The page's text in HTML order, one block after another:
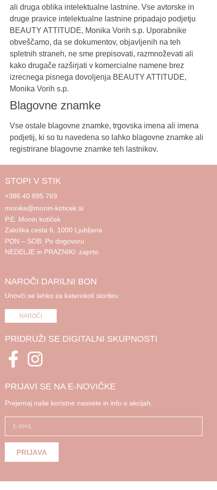
ali druga oblika intelektualne lastnine. Vse avtorske in
druge pravice intelektualne lastnine pripadajo podjetju
BEAUTY ATTITUDE, Monika Vorih s.p. Uporabnike
obveščamo, da se dokumentov, objavljenih na teh
spletnih straneh, ne sme prepisovati, razmnoževati ali
kako drugače razširjati v komercialne namene brez
izrecnega pisnega dovoljenja BEAUTY ATTITUDE,
Monika Vorih s.p.
Blagovne znamke
Vse ostale blagovne znamke, trgovska imena ali imena
podjetij, ki so tu navedena so lahko blagovne znamke ali
registrirane blagovne znamke teh lastnikov.
STOPI V STIK
+386 40 895 769
monika@monin-koticek.si
P.E. Monin kotiček
Zaloška cesta 6, 1000 Ljubljana
PON – SOB: Po dogovoru
NEDELJE in PRAZNIKI: zaprto
NAROČI DARILNI BON
Unovči se lahko za katerokoli storitev.
NAROČI
PRIDRUŽI SE DIGITALNI SKUPNOSTI
PRIJAVI SE NA E-NOVIČKE
Prejemaj naše koristne nasvete in info o akcijah.
PRIJAVA